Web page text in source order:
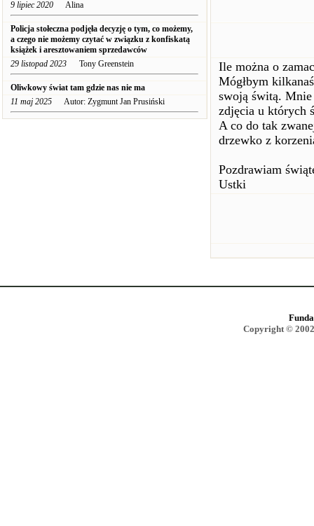
9 lipiec 2020 Alina
Policja stołeczna podjęła decyzję o tym, co możemy,
a czego nie możemy czytać w związku z konfiskatą
książek i aresztowaniem sprzedawców
29 listopad 2023 Tony Greenstein
Oliwkowy świat tam gdzie nas nie ma
11 maj 2025 Autor: Zygmunt Jan Prusiński
Ile można o
Mógłbym
swoją świtą.
zdjęcia u których
A co do tak
drzewko z
Pozdrawiam
Ustki
Copyright ©